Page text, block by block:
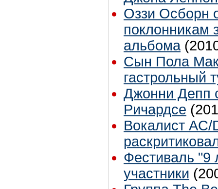
Оззи Осборн
поклонникам
альбома
Сын Пола
гастрольный
Джонни Депп
Ричардсе
Вокалист AC/
Фестиваль "9
участники